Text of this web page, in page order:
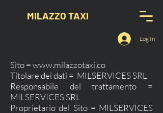
MILAZZO TAXI
Log In
Sito =www.milazzotaxi.co
Titolare dei dati = MILSERVICES SRL
Responsabile del trattamento =
MILSERVICES SRL
Proprietario del Sito = MILSERVICES